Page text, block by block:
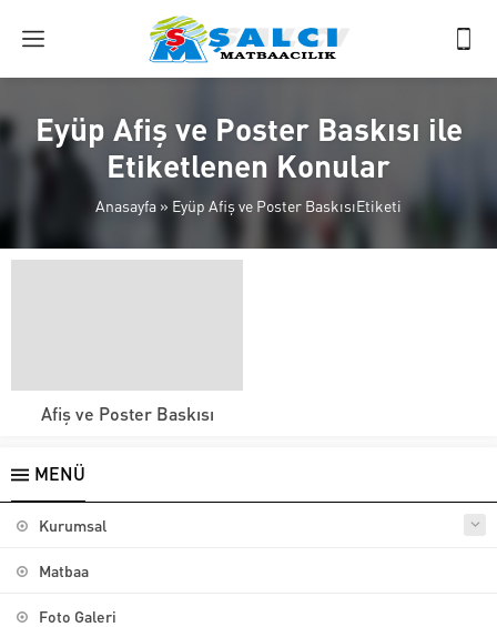
Eyüp Afiş ve Poster Baskısı ile
Etiketlenen Konular
Anasayfa » Eyüp Afiş ve Poster BaskısıEtiketi
Afiş ve Poster Baskısı
MENÜ
Kurumsal
Matbaa
Foto Galeri